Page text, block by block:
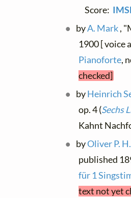
Score:
byA. Mark,
1900 [ voice
Pianoforte,
checked]
byHeinrich
op. 4 (Sechs
Kahnt
byOliver P.
published
für 1
text not yet